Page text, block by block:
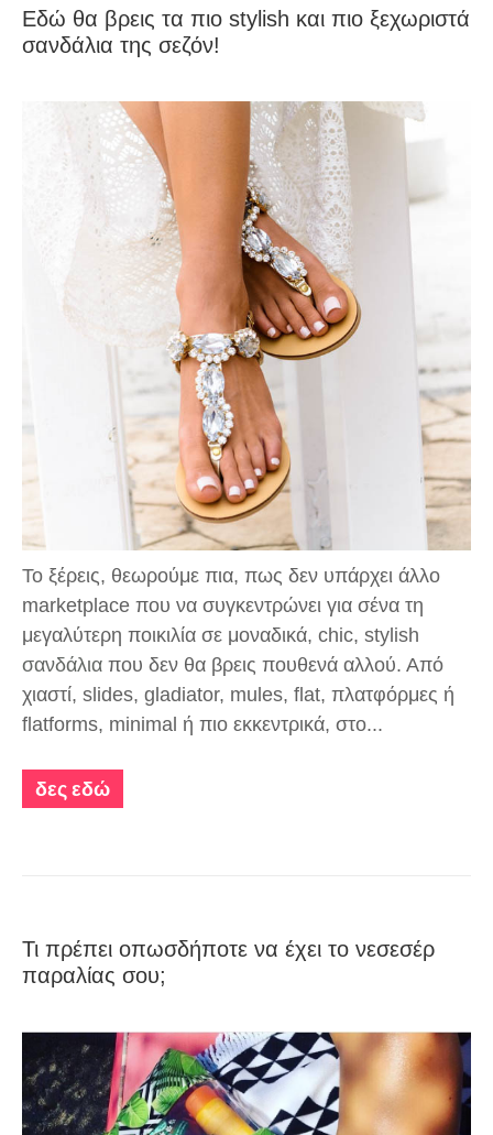
Εδώ θα βρεις τα πιο stylish και πιο ξεχωριστά
σανδάλια της σεζόν!
Το ξέρεις, θεωρούμε πια, πως δεν υπάρχει άλλο
marketplace που να συγκεντρώνει για σένα τη
μεγαλύτερη ποικιλία σε μοναδικά, chic, stylish
σανδάλια που δεν θα βρεις πουθενά αλλού. Από
χιαστί, slides, gladiator, mules, flat, πλατφόρμες ή
flatforms, minimal ή πιο εκκεντρικά, στο...
δες εδώ
Τι πρέπει οπωσδήποτε να έχει το νεσεσέρ
παραλίας σου;